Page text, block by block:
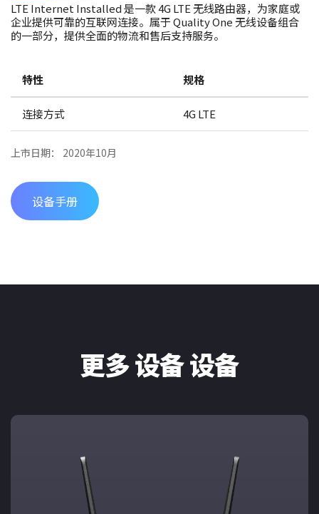
LTE Internet Installed 是一款 4G LTE 无线路由器，为家庭或
企业提供可靠的互联网连接。属于 Quality One 无线设备组合
的一部分，提供全面的物流和售后支持服务。
特性 规格
连接方式 4G LTE
上市日期： 2020年10月
设备手册
更多 设备 设备